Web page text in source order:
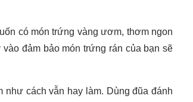
có món trứng vàng ươm, thơm ngon
đảm bảo món trứng rán của bạn sẽ
như cách vẫn hay làm. Dùng đũa đánh